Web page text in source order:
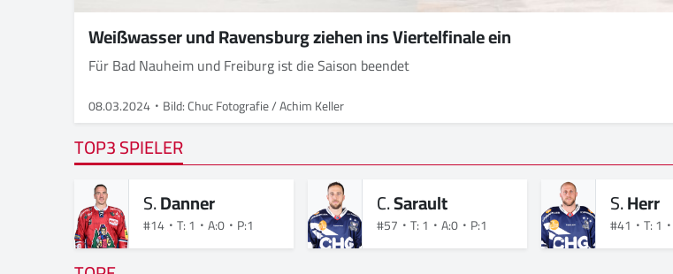
Weißwasser und Ravensburg ziehen ins Viertelfinale ein
Für Bad Nauheim und Freiburg ist die Saison beendet
08.03.2024 Bild: Chuc Fotografie / Achim Keller
TOP3 SPIELER
S.Danner
#14 T: 1 A:0 P:1
C.Sarault
#57 T: 1 A:0 P:1
S.Herr
#41 T: 1